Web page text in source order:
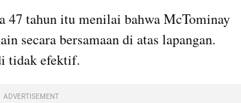
tahun itu menilai bahwa McTominay
secara bersamaan di atas lapangan.
tidak efektif.
ADVERTISEMENT